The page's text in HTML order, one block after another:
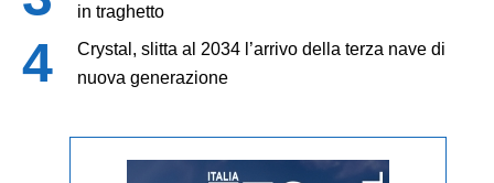
in traghetto
Crystal, slitta al 2034 l’arrivo della terza nave di
nuova generazione